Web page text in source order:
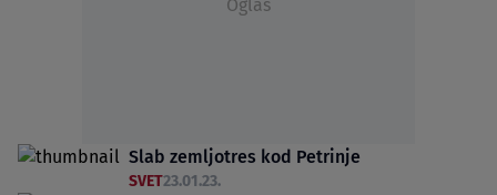
Oglas
Slab zemljotres kod Petrinje
SVET23.01.23.